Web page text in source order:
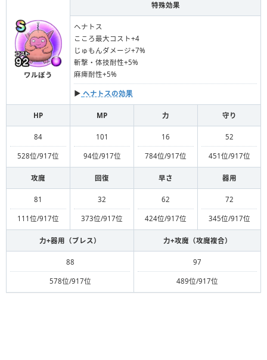
属性
メラ
ギラ
ドルマ
ワルぼう
特殊効果
ヘナトス
こころ最大コスト+4
じゅもんダメージ+7%
斬撃・体技耐性+5%
麻痺耐性+5%
▶︎ ヘナトスの効果
HP MP 力 守り
84
528位/917位
101
94位/917位
16
784位/917位
52
451位/917位
攻魔 回復 早さ 器用
81
111位/917位
32
373位/917位
62
424位/917位
72
345位/917位
力+器用（ブレス） 力+攻魔（攻魔複合）
88
578位/917位
97
489位/917位